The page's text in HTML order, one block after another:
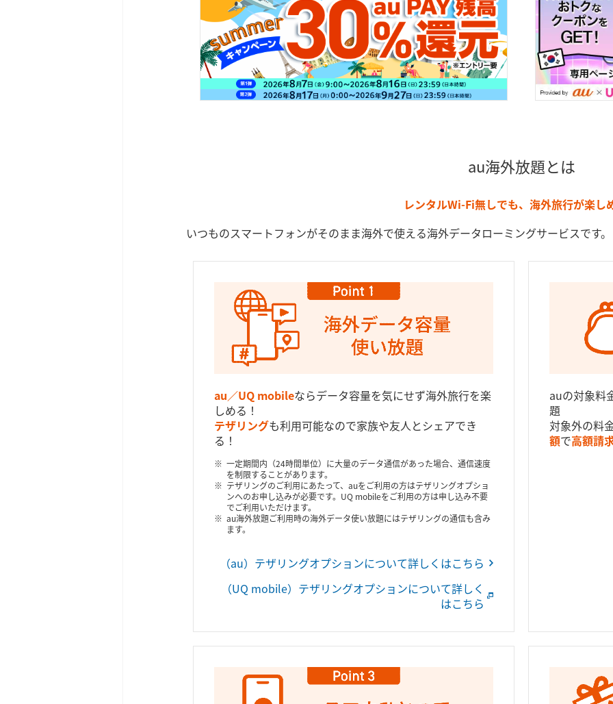
au海外放題とは
レンタルWi-Fi無しでも、海外旅行が楽し
いつものスマートフォンがそのまま海外で使える海外データローミングサービスです。
au／UQ mobileならデータ容量を気にせず海外旅行を楽
しめる！
テザリングも利用可能なので家族や友人とシェアでき
る！
一定期間内（24時間単位）に大量のデータ通信があった場合、通信速度
を制限することがあります。
テザリングのご利用にあたって、auをご利用の方はテザリングオプショ
ンへのお申し込みが必要です。UQ mobileをご利用の方は申し込み不要
でご利用いただけます。
au海外放題ご利用時の海外データ使い放題にはテザリングの通信も含み
ます。
（au）テザリングオプションについて詳しくはこちら
（UQ mobile）テザリングオプションについて詳しく
はこちら
auの対象料
題
対象外の料
額で高額請